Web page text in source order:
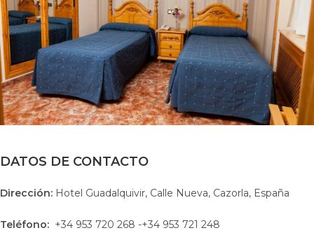
DATOS DE CONTACTO
Dirección: Hotel Guadalquivir, Calle Nueva, Cazorla, España
Teléfono: +34 953 720 268 -+34 953 721 248